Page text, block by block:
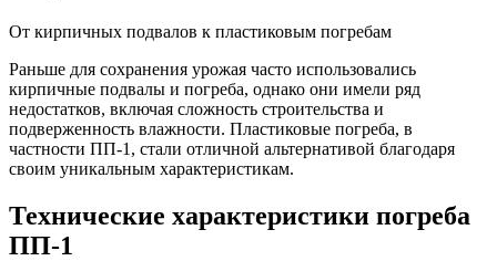
От кирпичных подвалов к пластиковым погребам
Раньше для сохранения урожая часто использовались
кирпичные подвалы и погреба, однако они имели ряд
недостатков, включая сложность строительства и
подверженность влажности. Пластиковые погреба, в
частности ПП-1, стали отличной альтернативой благодаря
своим уникальным характеристикам.
Технические характеристики погреба
ПП-1